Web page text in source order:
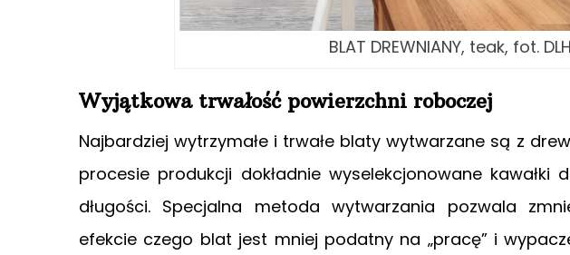
BLAT DREWNIANY, teak, fot. DLH
Wyjątkowa trwałość powierzchni roboczej
Najbardziej wytrzymałe i trwałe blaty wytwarzane są z
procesie produkcji dokładnie wyselekcjonowane kawałki
długości. Specjalna metoda wytwarzania pozwala
efekcie czego blat jest mniej podatny na „pracę” i